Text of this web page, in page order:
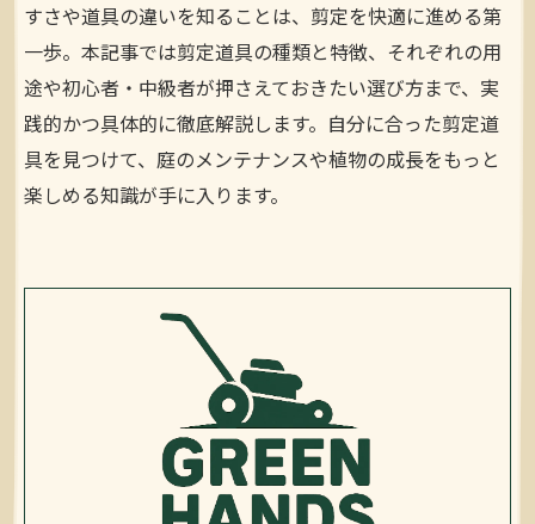
すさや道具の違いを知ることは、剪定を快適に進める第
一歩。本記事では剪定道具の種類と特徴、それぞれの用
途や初心者・中級者が押さえておきたい選び方まで、実
践的かつ具体的に徹底解説します。自分に合った剪定道
具を見つけて、庭のメンテナンスや植物の成長をもっと
楽しめる知識が手に入ります。